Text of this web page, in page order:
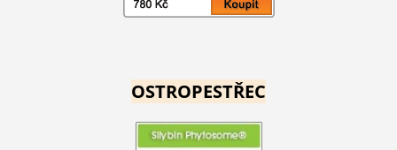
OSTROPESTŘEC